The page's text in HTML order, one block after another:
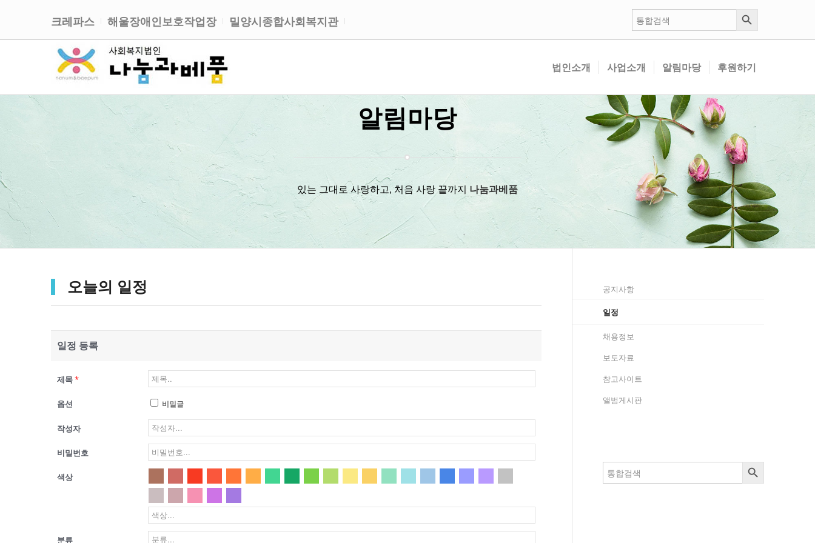
크레파스 해울장애인보호작업장 밀양시종합사회복지관
검
색:
검색 버튼
법인소개 사업소개 알림마당 후원하기
알림마당
있는 그대로 사랑하고, 처음 사랑 끝까지 나눔과베품
오늘의 일정
일정 등록
제목*
옵션 비밀글
작성자
비밀번호
색상
분류
공지사항
일정
채용정보
보도자료
참고사이트
앨범게시판
검
색:
검색 버튼